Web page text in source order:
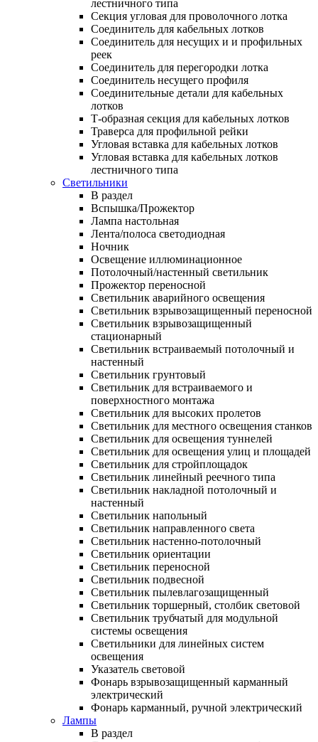
лестничного типа
Секция угловая для проволочного лотка
Соединитель для кабельных лотков
Соединитель для несущих и и профильных
реек
Соединитель для перегородки лотка
Соединитель несущего профиля
Соединительные детали для кабельных
лотков
Т-образная секция для кабельных лотков
Траверса для профильной рейки
Угловая вставка для кабельных лотков
Угловая вставка для кабельных лотков
лестничного типа
Светильники
В раздел
Вспышка/Прожектор
Лампа настольная
Лента/полоса светодиодная
Ночник
Освещение иллюминационное
Потолочный/настенный светильник
Прожектор переносной
Светильник аварийного освещения
Светильник взрывозащищенный переносной
Светильник взрывозащищенный
стационарный
Светильник встраиваемый потолочный и
настенный
Светильник грунтовый
Светильник для встраиваемого и
поверхностного монтажа
Светильник для высоких пролетов
Светильник для местного освещения станков
Светильник для освещения туннелей
Светильник для освещения улиц и площадей
Светильник для стройплощадок
Светильник линейный реечного типа
Светильник накладной потолочный и
настенный
Светильник напольный
Светильник направленного света
Светильник настенно-потолочный
Светильник ориентации
Светильник переносной
Светильник подвесной
Светильник пылевлагозащищенный
Светильник торшерный, столбик световой
Светильник трубчатый для модульной
системы освещения
Светильники для линейных систем
освещения
Указатель световой
Фонарь взрывозащищенный карманный
электрический
Фонарь карманный, ручной электрический
Лампы
В раздел